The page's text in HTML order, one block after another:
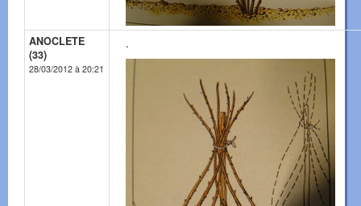
ANOCLETE
(33)
28/03/2012 à 20:21
.